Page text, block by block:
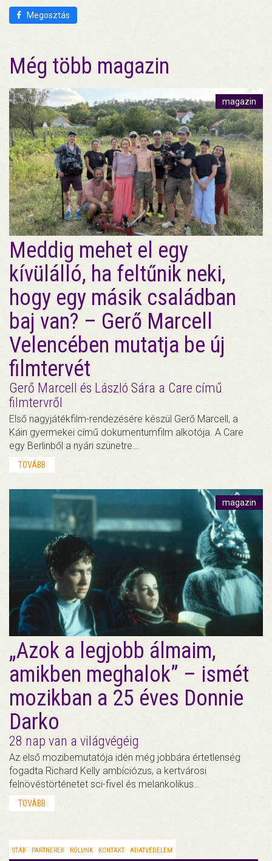
Megosztás
Még több magazin
magazin
Meddig mehet el egy
kívülálló, ha feltűnik neki,
hogy egy másik családban
baj van? – Gerő Marcell
Velencében mutatja be új
filmtervét
Gerő Marcell és László Sára a Care című
filmtervről
Első nagyjátékfilm-rendezésére készül Gerő Marcell, a
Káin gyermekei című dokumentumfilm alkotója. A Care
egy Berlinből a nyári szünetre…
TOVÁBB
magazin
„Azok a legjobb álmaim,
amikben meghalok” – ismét
mozikban a 25 éves Donnie
Darko
28 nap van a világvégéig
Az első mozibemutatója idén még jobbára értetlenség
fogadta Richard Kelly ambíciózus, a kertvárosi
felnövéstörténetet sci-fivel és melankolikus…
TOVÁBB
STÁB PARTNEREK RÓLUNK KONTAKT ADATVÉDELEM